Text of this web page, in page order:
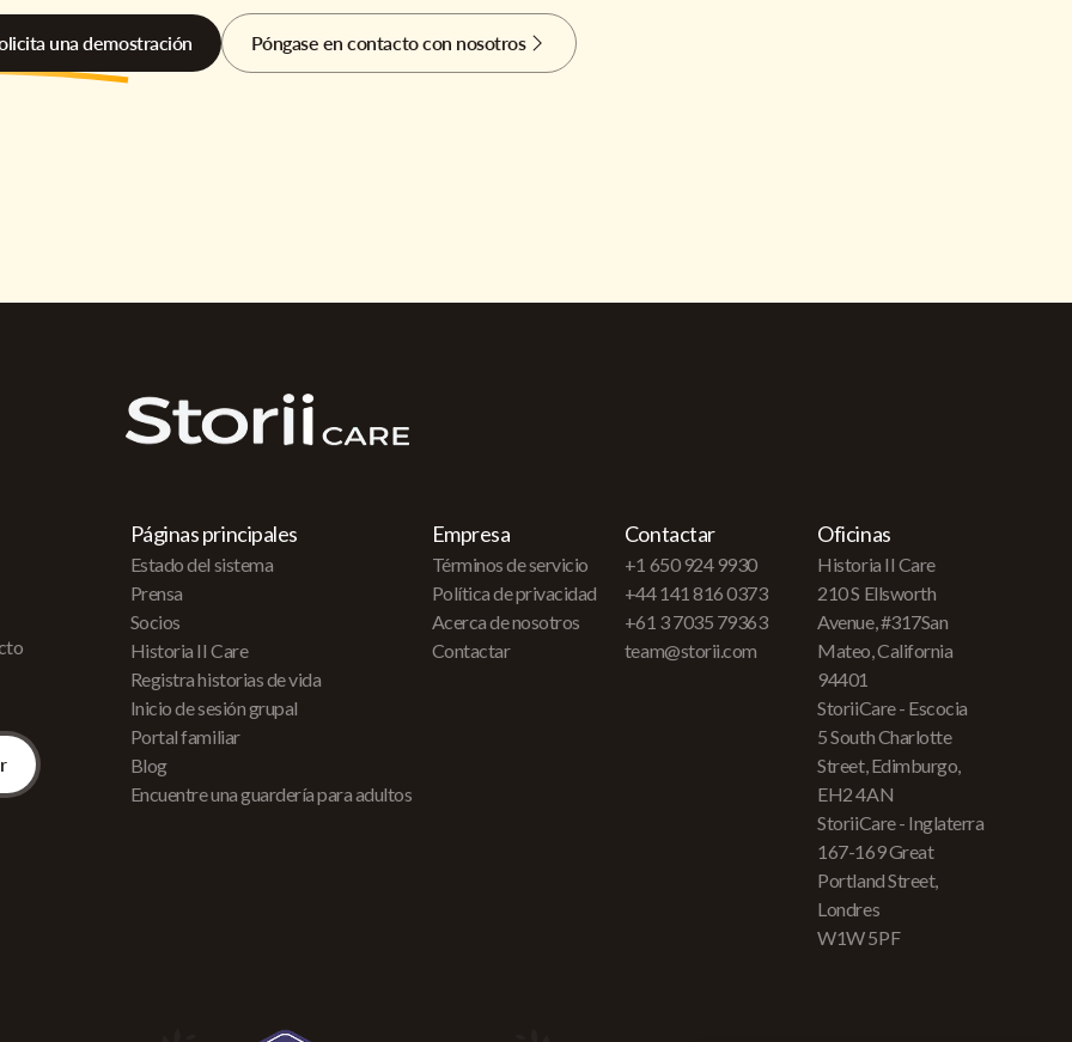
una demostración Póngase en contacto con nosotros
Páginas principales
Estado del sistema
Prensa
Socios
Historia II Care
Registra historias de vida
Inicio de sesión grupal
Portal familiar
Blog
Encuentre una guardería para adultos
Empresa
Términos de servicio
Política de privacidad
Acerca de nosotros
Contactar
Contactar
+1 650 924 9930
+44 141 816 0373
+61 3 7035 79363
team@storii.com
Oficinas
Historia II Care
210 S Ellsworth
Avenue, #317San
Mateo, California
94401
StoriiCare - Escocia
5 South Charlotte
Street, Edimburgo,
EH2 4AN
StoriiCare - Inglaterra
167-169 Great
Portland Street,
Londres
W1W 5PF